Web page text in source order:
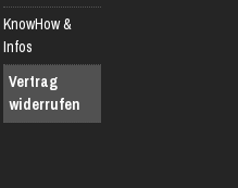
KnowHow &
Infos
Vertrag
widerrufen